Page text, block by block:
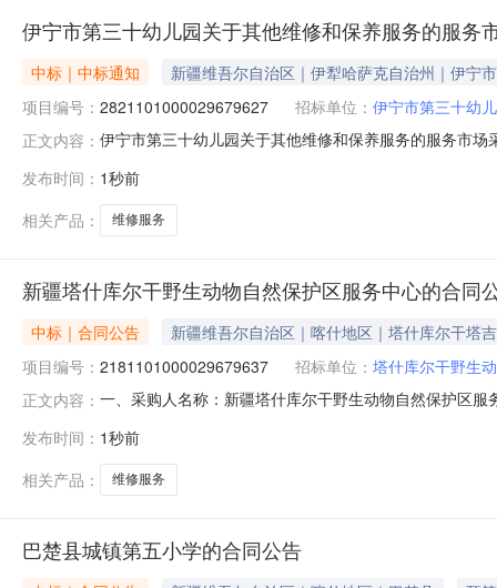
伊宁市第三十幼儿园关于其他维修和保养服务的服务
中标｜中标通知
新疆维吾尔自治区｜伊犁哈萨克自治州｜伊宁市
项目编号： 2821101000029679627 招标单位： 伊宁市第三十幼
正文内容： 伊宁市第三十幼儿园关于其他维修和保养服务的服务市
目所在行政区划编码:654002项目所在行政区划名称:新
发布时间： 1秒前
相关产品：
维修服务
新疆塔什库尔干野生动物自然保护区服务中心的合同
中标｜合同公告
新疆维吾尔自治区｜喀什地区｜塔什库尔干塔
项目编号： 2181101000029679637 招标单位： 塔什库尔干野生
正文内容： 一、采购人名称：新疆塔什库尔干野生动物自然保护区
服务详见附件次1.0028502850服务要求或标的基本概况
发布时间： 1秒前
相关产品：
维修服务
巴楚县城镇第五小学的合同公告